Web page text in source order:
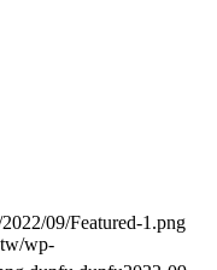
09/Featured-1.png
wp-